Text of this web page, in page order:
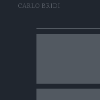
CARLO BRIDI